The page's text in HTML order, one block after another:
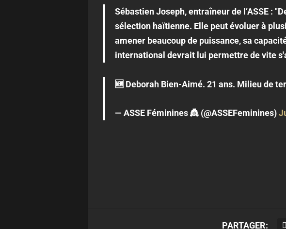
Sébastien Joseph, entraîneur de l’ASSE :
sélection haïtienne. Elle peut évoluer à
amener beaucoup de puissance, sa
international devrait lui permettre de vite
🆕 Deborah Bien-Aimé. 21 ans. Milieu de
— ASSE Féminines 👸 (@ASSEFeminines)
PARTAGER: